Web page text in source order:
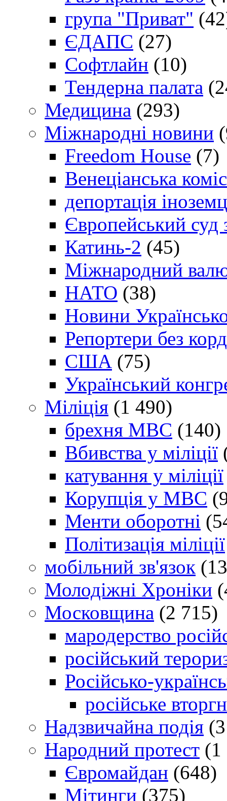
група "Приват"
ЄДАПС (27)
Софтлайн (10)
Тендерна палата
Медицина (293)
Міжнародні новини
Freedom House (7)
Венеціанська
депортація
Європейський
Катинь-2 (45)
Міжнародний
НАТО (38)
Новини
Репортери без
США (75)
Український
Міліція (1 490)
брехня МВС (140)
Вбивства у міліції
катування у міліції
Корупція у МВС
Менти оборотні
Політизація міліції
мобільний зв'язок
Молодіжні Хроніки
Московщина (2 715)
мародерство
російський
Російсько-
російське
Надзвичайна подія
Народний протест (1
Євромайдан (648)
Мітинги (375)